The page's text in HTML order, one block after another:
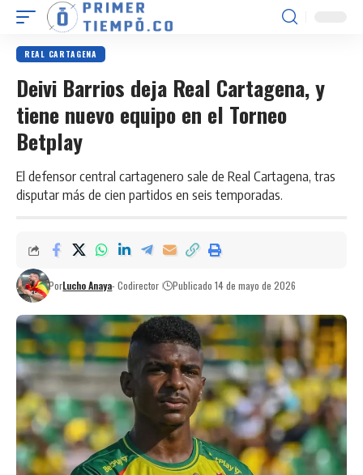
REAL CARTAGENA
Deivi Barrios deja Real Cartagena, y
tiene nuevo equipo en el Torneo
Betplay
El defensor central cartagenero sale de Real Cartagena, tras
disputar más de cien partidos en seis temporadas.
PorLucho Anaya- Codirector Publicado 14 de mayo de 2026